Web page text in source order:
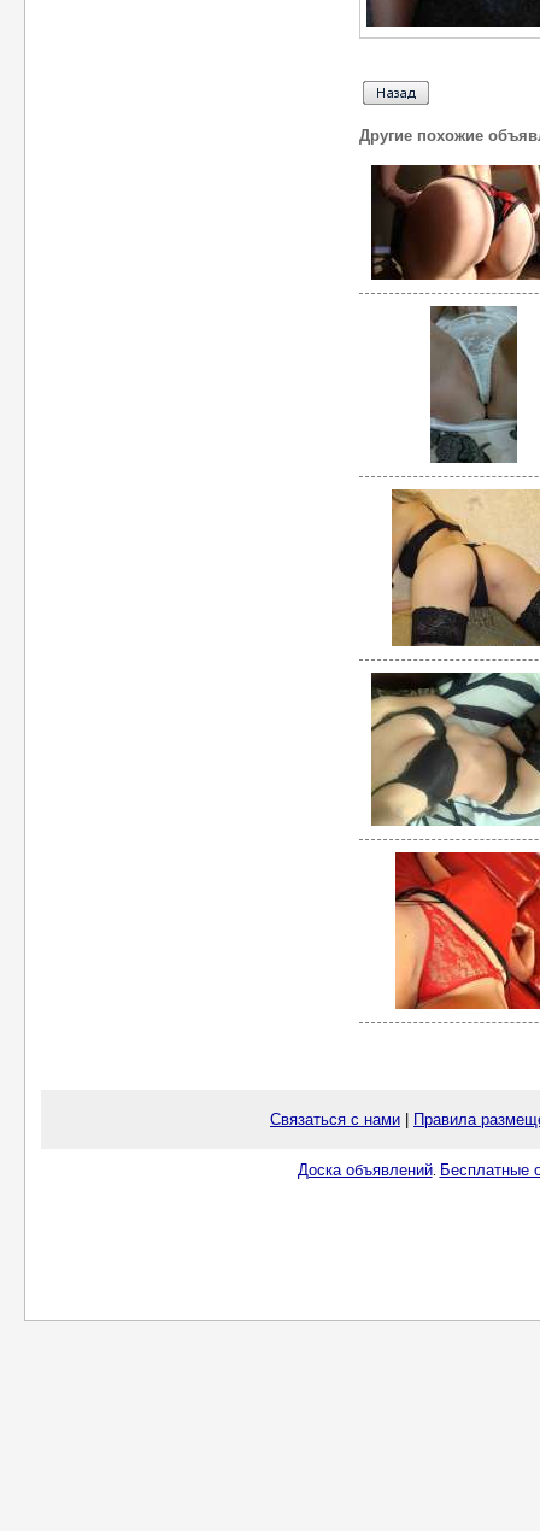
Другие похожие
Связаться с нами Правила
Доска объявлений. Бесплатные